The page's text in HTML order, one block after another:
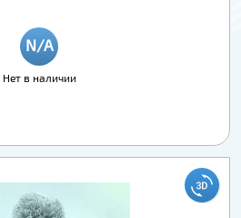
Нет в наличии